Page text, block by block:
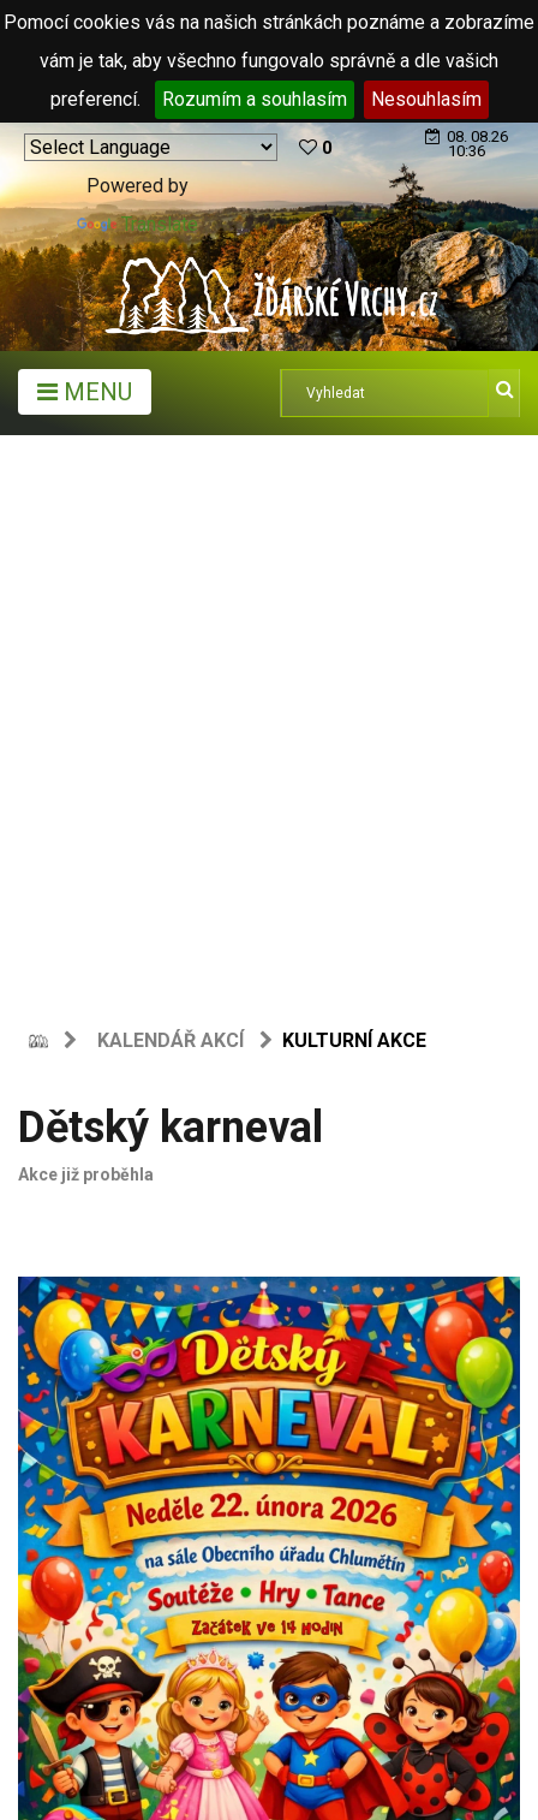
Pomocí cookies vás na našich stránkách poznáme a zobrazíme
vám je tak, aby všechno fungovalo správně a dle vašich
preferencí.
Rozumím a souhlasím Nesouhlasím
Powered by
Translate
0
08. 08.26
10:36
MENU
KALENDÁŘ AKCÍ KULTURNÍ AKCE
Dětský karneval
Akce již proběhla